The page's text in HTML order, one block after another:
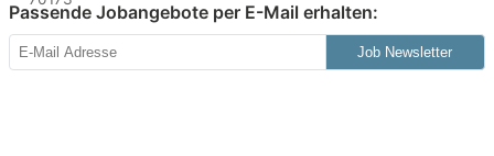
Passende Jobangebote per E-Mail erhalten:
Job Newsletter